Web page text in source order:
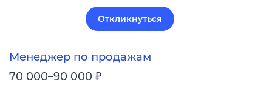
Откликнуться
Менеджер по продажам
70 000–90 000 ₽